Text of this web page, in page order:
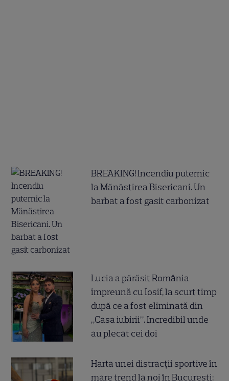
BREAKING! Incendiu puternic
la Mănăstirea Bisericani. Un
barbat a fost gasit carbonizat
Lucia a părăsit România
împreună cu Iosif, la scurt timp
după ce a fost eliminată din
„Casa iubirii”. Incredibil unde
au plecat cei doi
Harta unei distracții sportive în
mare trend la noi în București: